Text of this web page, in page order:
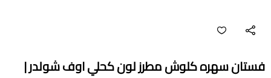
فستان سهره كلوش مطرز لون كحلي اوف شولدر |